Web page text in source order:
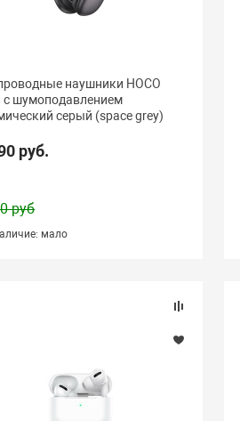
наушники HOCO
с шумоподавлением
серый (space grey)
руб.
руб
мало